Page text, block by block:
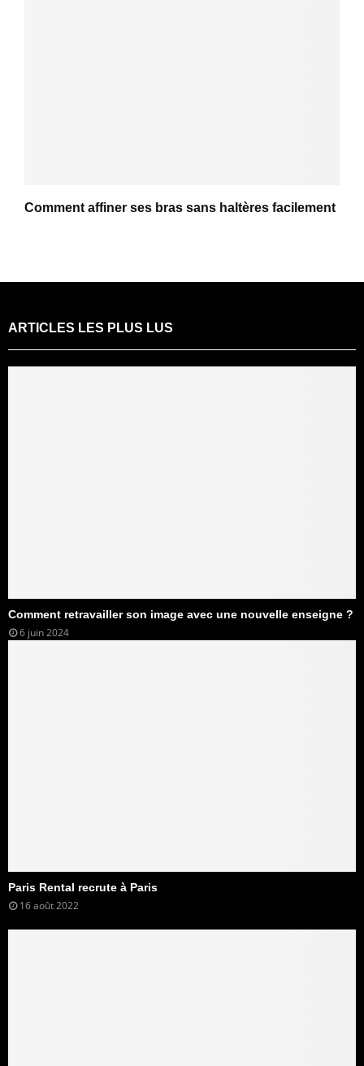
Comment affiner ses bras sans haltères facilement
ARTICLES LES PLUS LUS
Comment retravailler son image avec une nouvelle enseigne ?
6 juin 2024
Paris Rental recrute à Paris
16 août 2022